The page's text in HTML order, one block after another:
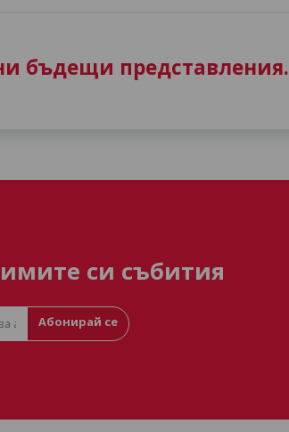
бъдещи представления.
си събития
Абонирай се